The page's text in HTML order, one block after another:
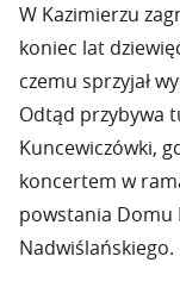
W Kazimierzu
koniec lat
czemu sprzyjał
Odtąd przybywa
Kuncewiczówki,
koncertem w
powstania Domu
Nadwiślańskiego.